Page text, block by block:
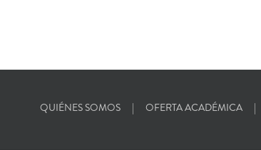
QUIÉNES SOMOS OFERTA ACADÉMICA